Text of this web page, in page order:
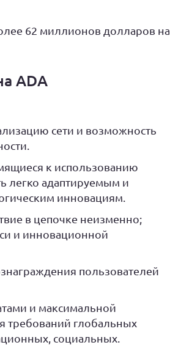
62 миллионов долларов на
ADA
сети и возможность
к использованию
легко адаптируемым и
инновациям.
в цепочке неизменно;
и инновационной
пользователей
и максимальной
требований глобальных
социальных.